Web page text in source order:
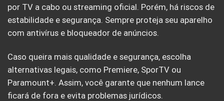
por TV a cabo ou streaming oficial. Porém, há riscos de
estabilidade e segurança. Sempre proteja seu aparelho
com antivírus e bloqueador de anúncios.
Caso queira mais qualidade e segurança, escolha
alternativas legais, como Premiere, SporTV ou
Paramount+. Assim, você garante que nenhum lance
ficará de fora e evita problemas jurídicos.